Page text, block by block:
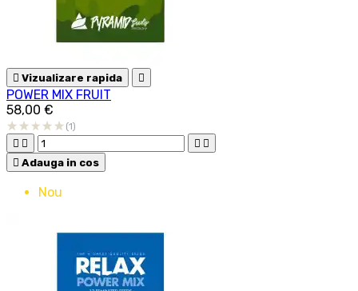
 Vizualizare rapida 
POWER MIX FRUIT
58,00 €
(1)
   
 Adauga in cos
Nou